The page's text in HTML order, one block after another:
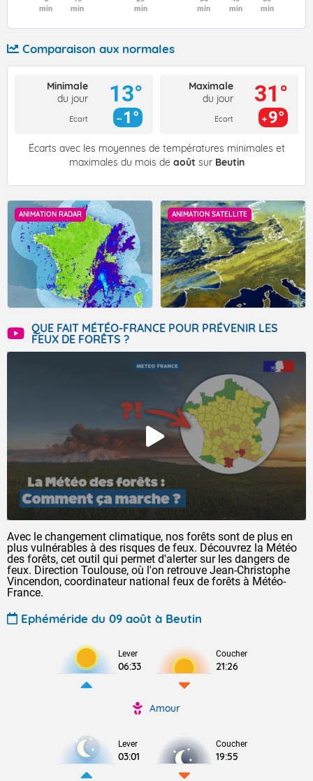
min
min
min
min
min
min
Comparaison aux normales
Minimale
du jour
Ecart
13°
1°
Maximale
du jour
Ecart
31°
9°
Écarts avec les moyennes de températures minimales et
maximales du mois de août sur Beutin
ANIMATION RADAR ANIMATION SATELLITE
QUE FAIT MÉTÉO-FRANCE POUR PRÉVENIR LES
FEUX DE FORÊTS ?
Avec le changement climatique, nos forêts sont de plus en
plus vulnérables à des risques de feux. Découvrez la Météo
des forêts, cet outil qui permet d'alerter sur les dangers de
feux. Direction Toulouse, où l'on retrouve Jean-Christophe
Vincendon, coordinateur national feux de forêts à Météo-
France.
Ephéméride du 09 août à Beutin
Lever
06:33
Coucher
21:26
Amour
Lever
03:01
Coucher
19:55